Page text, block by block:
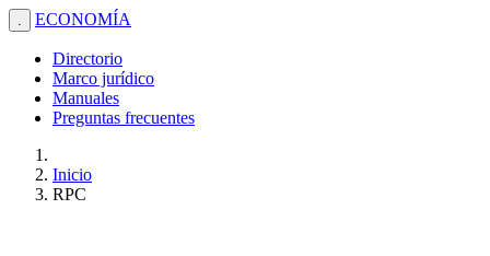
. ECONOMÍA
Directorio
Marco jurídico
Manuales
Preguntas frecuentes
Inicio
RPC